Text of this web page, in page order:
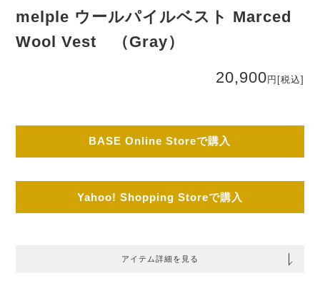
melple ウールパイルベスト Marced
Wool Vest （Gray）
20,900 円 [税込]
BASE Online Storeで購入
Yahoo! Shopping Storeで購入
アイテム詳細を見る